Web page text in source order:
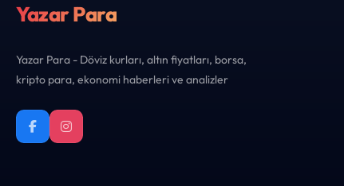
Yazar Para
Yazar Para - Döviz kurları, altın fiyatları, borsa,
kripto para, ekonomi haberleri ve analizler